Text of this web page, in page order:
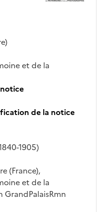
et de la
de la notice
1905)
(France),
et de la